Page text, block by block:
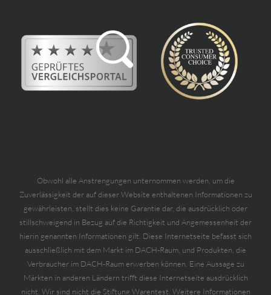
Obwohl alle Anstrengungen unternommen werden, um die
Zuverlässigkeit der auf dieser Website enthaltenen Informationen zu
gewährleisten, stellt dies keine Garantie dar, die ausdrücklich oder
stillschweigend in Bezug auf die Richtigkeit und Angemessenheit der
hierin genannten Informationen gilt. Diese Internetseite befasst sich
ausschließlich mit dem Markt im DACH-Raum, und Produkten, die
Verbraucher im DACH-Raum erwerben können. Eine Aussage zu
Märkten in anderen Ländern trifft diese Internetseite ausdrücklich
nicht. Wir sind nicht die Stiftung Warentest. Weitere Informationen